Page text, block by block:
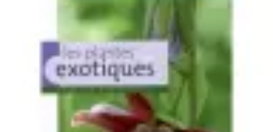
Recettes de Poissons
Recettes de PapilloteRecettes Faciles Recettes
Recettes de Poisson
Recettes de Poissons